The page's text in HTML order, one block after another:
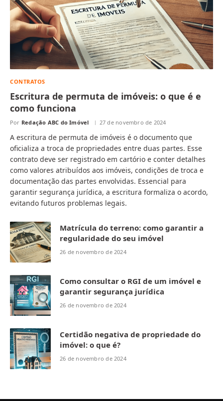
CONTRATOS
Escritura de permuta de imóveis: o que é e
como funciona
Por Redação ABC do Imóvel 27 de novembro de 2024
A escritura de permuta de imóveis é o documento que
oficializa a troca de propriedades entre duas partes. Esse
contrato deve ser registrado em cartório e conter detalhes
como valores atribuídos aos imóveis, condições de troca e
documentação das partes envolvidas. Essencial para
garantir segurança jurídica, a escritura formaliza o acordo,
evitando futuros problemas legais.
Matrícula do terreno: como garantir a
regularidade do seu imóvel
26 de novembro de 2024
Como consultar o RGI de um imóvel e
garantir segurança jurídica
26 de novembro de 2024
Certidão negativa de propriedade do
imóvel: o que é?
26 de novembro de 2024